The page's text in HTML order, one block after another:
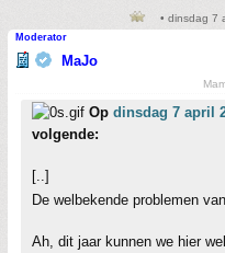
• dinsdag 7
Moderator
MaJo
Op dinsdag 7 april
volgende:
[..]
De welbekende problemen
Ah, dit jaar kunnen we hier